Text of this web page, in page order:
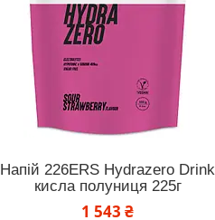
Напій 226ERS Hydrazero Drink
кисла полуниця 225г
1 543 ₴